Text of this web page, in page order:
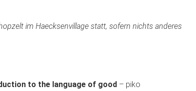
im Haecksenvillage statt, sofern nichts anderes
to the language of good – piko